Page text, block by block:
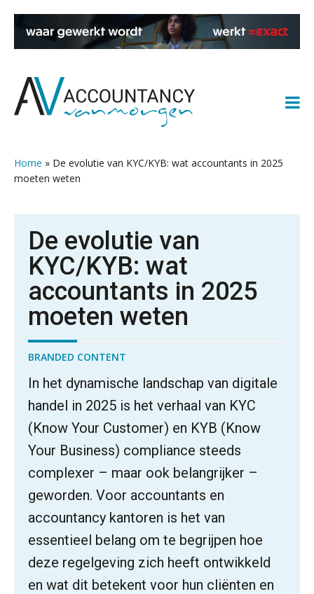
naar
naar
naar
naar
Home » De evolutie van KYC/KYB: wat accountants in 2025
moeten weten
De evolutie van
KYC/KYB: wat
accountants in 2025
moeten weten
BRANDED CONTENT
In het dynamische landschap van digitale
handel in 2025 is het verhaal van KYC
(Know Your Customer) en KYB (Know
Your Business) compliance steeds
complexer – maar ook belangrijker –
geworden. Voor accountants en
accountancy kantoren is het van
essentieel belang om te begrijpen hoe
deze regelgeving zich heeft ontwikkeld
en wat dit betekent voor hun cliënten en